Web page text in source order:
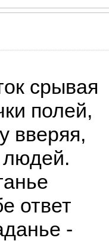
срывая
полей,
вверяя,
людей.
ответ
-